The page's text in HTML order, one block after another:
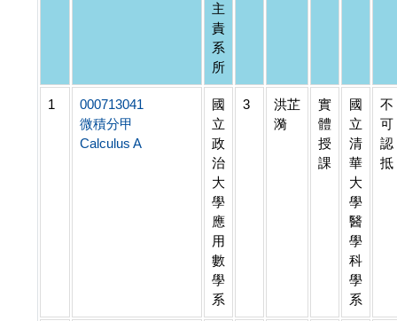
主
責
系
所
1
000713041
微積分甲
Calculus A
國
立
政
治
大
學
應
用
數
學
系
3
洪芷
漪
實
體
授
課
國
立
清
華
大
學
醫
學
科
學
系
不
可
認
抵